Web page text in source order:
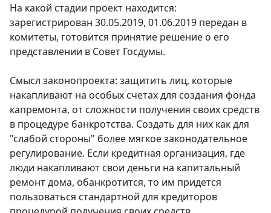
На какой стадии проект находится:
зарегистрирован 30.05.2019, 01.06.2019 передан в
комитеты, готовится принятие решение о его
представлении в Совет Госдумы.
Смысл законопроекта: защитить лиц, которые
накапливают на особых счетах для создания фонда
капремонта, от сложности получения своих средств
в процедуре банкротства. Создать для них как для
"слабой стороны" более мягкое законодательное
регулирование. Если кредитная организация, где
люди накапливают свои деньги на капитальный
ремонт дома, обанкротится, то им придется
пользоваться стандартной для кредиторов